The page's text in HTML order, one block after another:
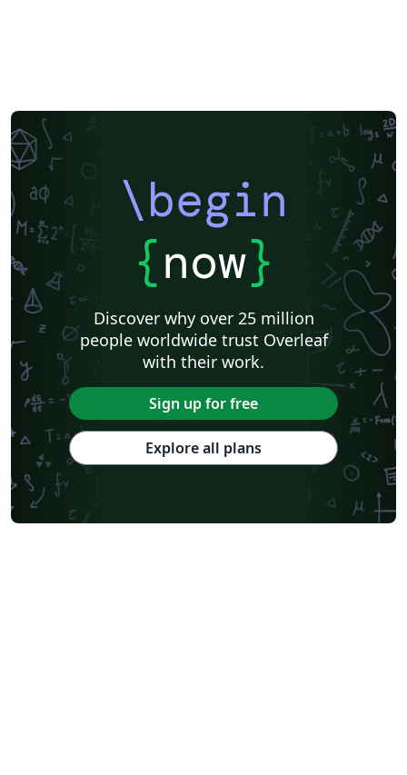
\begin
{now}
Discover why over 25 million
people worldwide trust Overleaf
with their work.
Sign up for free
Explore all plans